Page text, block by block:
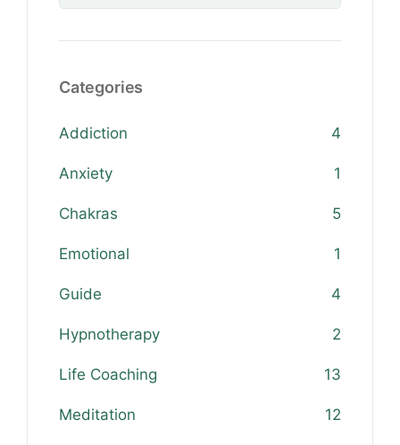
Categories
Addiction 4
Anxiety 1
Chakras 5
Emotional 1
Guide 4
Hypnotherapy 2
Life Coaching 13
Meditation 12